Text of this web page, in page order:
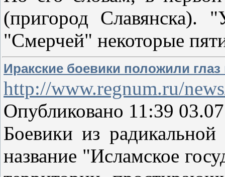
(пригород Славянска).
"Смерчей" некоторые
Иракские боевики положили
http://www.regnum.ru/
Опубликовано 11:39
Боевики из
название "Исламское